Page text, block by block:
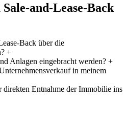
and-Lease-Back
Back über die
+
Anlagen eingebracht werden? +
in meinem
direkten Entnahme der Immobilie ins